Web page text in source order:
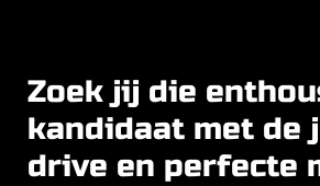
Zoek jij die
kandidaat met de
drive en perfecte